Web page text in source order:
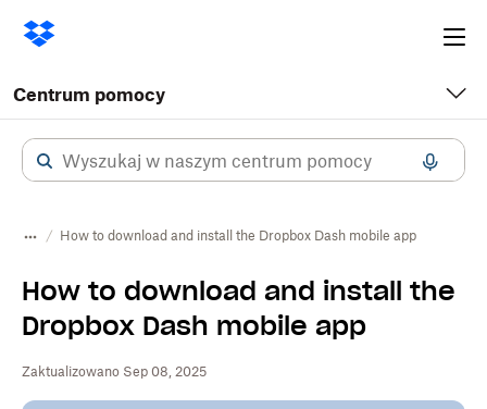
Centrum pomocy
How to download and install the Dropbox Dash mobile app
How to download and install the
Dropbox Dash mobile app
Zaktualizowano Sep 08, 2025